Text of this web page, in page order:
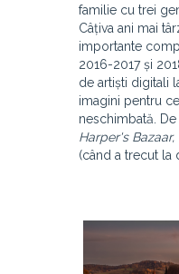
familie cu trei
Câțiva ani mai
importante
2016-2017 și
de artiști digitali
imagini pentru
neschimbată.
Harper's
(când a trecut la